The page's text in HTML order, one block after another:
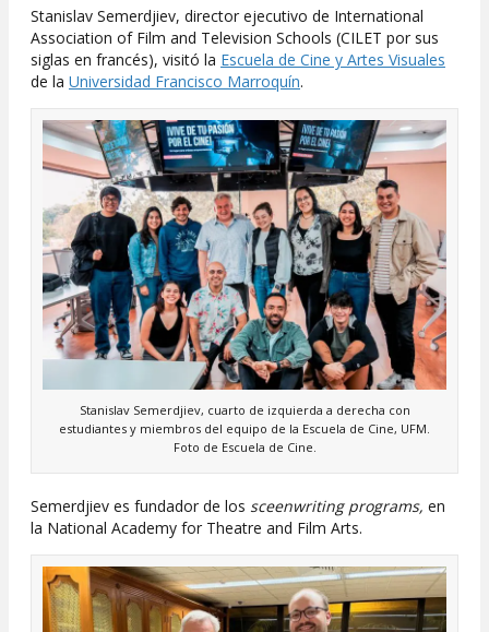
Stanislav Semerdjiev, director ejecutivo de International
Association of Film and Television Schools (CILET por sus
siglas en francés), visitó la Escuela de Cine y Artes Visuales
de la Universidad Francisco Marroquín.
Stanislav Semerdjiev, cuarto de izquierda a derecha con
estudiantes y miembros del equipo de la Escuela de Cine, UFM.
Foto de Escuela de Cine.
Semerdjiev es fundador de los sceenwriting programs, en
la National Academy for Theatre and Film Arts.